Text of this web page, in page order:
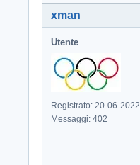
xman
Utente
Registrato: 20-06-2022
Messaggi: 402